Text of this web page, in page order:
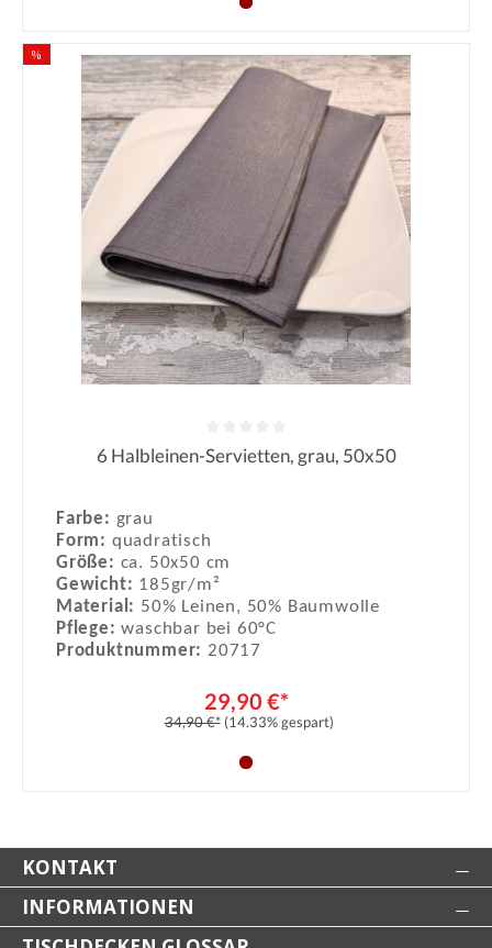
%
Durchschnittliche Bewertung von 0
6 Halbleinen-Servietten, grau, 50x50
Farbe: grau
Form: quadratisch
Größe: ca. 50x50 cm
Gewicht: 185gr/m²
Material: 50% Leinen, 50% Baumwolle
Pflege:waschbar bei 60°C
Produktnummer: 20717
29,90 €*
34,90 €* (14.33% gespart)
KONTAKT
INFORMATIONEN